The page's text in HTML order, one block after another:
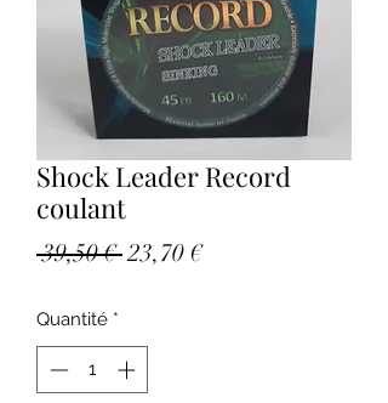
Shock Leader Record
coulant
39,50 € Prix
23,70 €Prix
Quantité *